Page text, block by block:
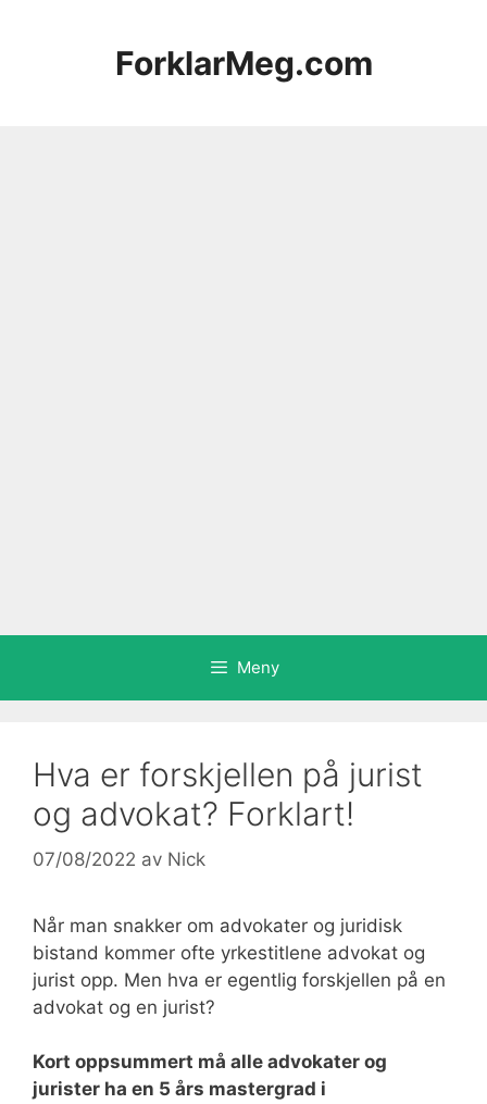
ForklarMeg.com
Meny
Hva er forskjellen på jurist
og advokat? Forklart!
07/08/2022 av Nick
Når man snakker om advokater og juridisk
bistand kommer ofte yrkestitlene advokat og
jurist opp. Men hva er egentlig forskjellen på en
advokat og en jurist?
Kort oppsummert må alle advokater og
jurister ha en 5 års mastergrad i